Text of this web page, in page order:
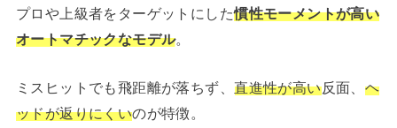
プロや上級者をターゲットにした慣性モーメントが高い
オートマチックなモデル。
ミスヒットでも飛距離が落ちず、 直進性が高い反面、 ヘ
ッドが返りにくいのが特徴。